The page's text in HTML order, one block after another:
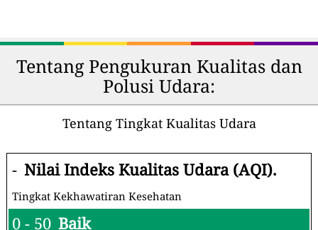
Tentang Pengukuran Kualitas dan
Polusi Udara:
Tentang Tingkat Kualitas Udara
- Nilai Indeks Kualitas Udara (AQI).
Tingkat Kekhawatiran Kesehatan
0 - 50 Baik